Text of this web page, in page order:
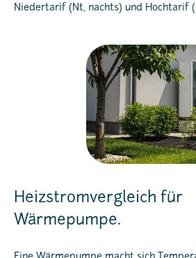
Niedertarif (Nt, nachts) und Hochtarif
Heizstromvergleich für
Wärmepumpe.